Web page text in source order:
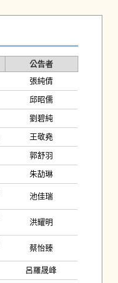
公告者
張純倩
邱昭儒
劉碧純
王敬堯
郭舒羽
朱劼琳
池佳瑞
洪耀明
蔡怡臻
呂羅晟峰